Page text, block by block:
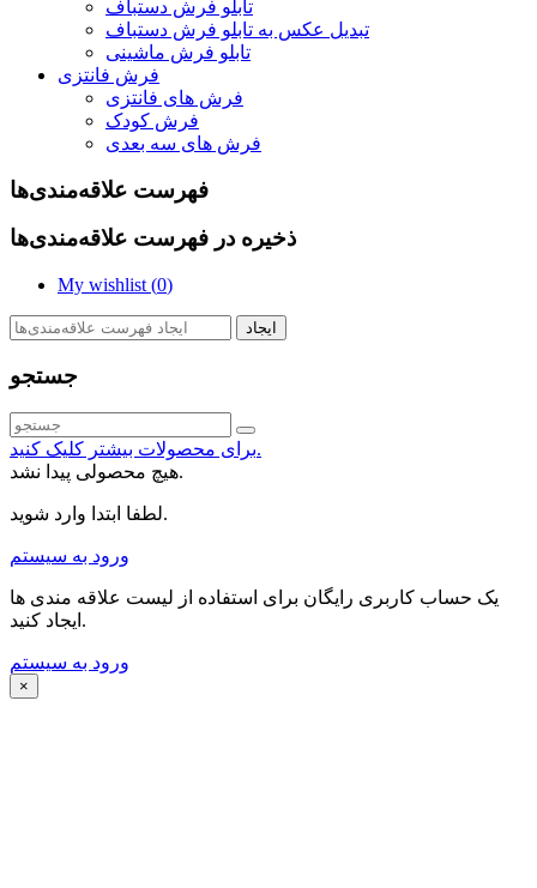
تابلو فرش دستباف
تبدیل عکس به تابلو فرش دستباف
تابلو فرش ماشینی
فرش فانتزی
فرش های فانتزی
فرش کودک
فرش های سه بعدی
فهرست علاقه‌مندی‌ها
ذخیره در فهرست علاقه‌مندی‌ها
My wishlist (0)
ایجاد
جستجو
برای محصولات بیشتر کلیک کنید.
هیچ محصولی پیدا نشد.
لطفا ابتدا وارد شوید.
ورود به سیستم
یک حساب کاربری رایگان برای استفاده از لیست علاقه مندی ها
ایجاد کنید.
ورود به سیستم
×